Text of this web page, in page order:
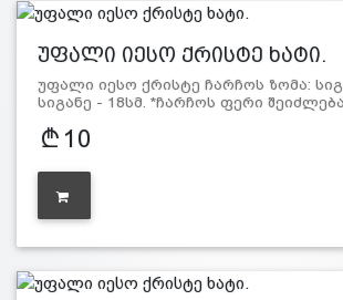
უფალი იესო ქრისტე ხატი.
უფალი იესო ქრისტე ჩარჩოს ზომა:
სიგანე - 18სმ. *ჩარჩოს ფერი შეიძლება
10